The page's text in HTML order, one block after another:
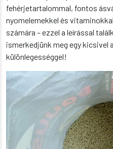
fehérjetartalommal, fontos
nyomelemekkel és
számára – ezzel a leírással
ismerkedjünk meg egy kicsivel
különlegességgel!